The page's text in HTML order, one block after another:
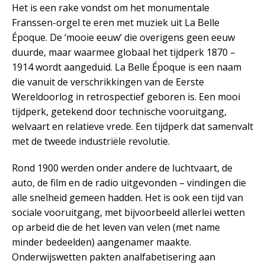
Het is een rake vondst om het monumentale
Franssen-orgel te eren met muziek uit La Belle
Époque. De ‘mooie eeuw’ die overigens geen eeuw
duurde, maar waarmee globaal het tijdperk 1870 –
1914 wordt aangeduid. La Belle Époque is een naam
die vanuit de verschrikkingen van de Eerste
Wereldoorlog in retrospectief geboren is. Een mooi
tijdperk, getekend door technische vooruitgang,
welvaart en relatieve vrede. Een tijdperk dat samenvalt
met de tweede industriële revolutie.
Rond 1900 werden onder andere de luchtvaart, de
auto, de film en de radio uitgevonden – vindingen die
alle snelheid gemeen hadden. Het is ook een tijd van
sociale vooruitgang, met bijvoorbeeld allerlei wetten
op arbeid die de het leven van velen (met name
minder bedeelden) aangenamer maakte.
Onderwijswetten pakten analfabetisering aan